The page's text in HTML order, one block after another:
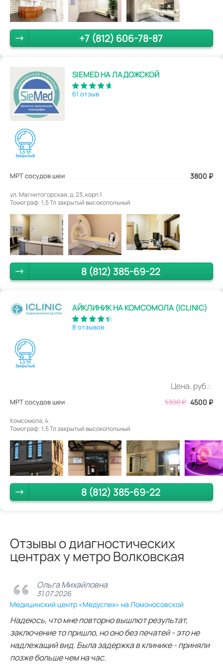
+7 (812) 606-78-87
SIEMED НА ЛАДОЖСКОЙ
61 отзыв
МРТ сосудов шеи 3800 ₽
ул. Магнитогорская, д. 23, корп.1.
Томограф: 1,5 Тл закрытый высокопольный
8 (812) 385-69-22
АЙКЛИНИК НА КОМСОМОЛА (ICLINIC)
8 отзывов
Цена, руб.:
МРТ сосудов шеи 5300₽ 4500 ₽
Комсомола, 4.
Томограф: 1,5 Тл закрытый высокопольный
8 (812) 385-69-22
Отзывы о диагностических
центрах у метро Волковская
Ольга Михайловна
31.07.2026
Медицинский центр «Медуспех» на Ломоносовской
Надеюсь, что мне повторно вышлют результат,
заключение то пришло, но оно без печатей - это не
надлежащий вид. Была задержка в клинике - приняли
позже больше чем на час.